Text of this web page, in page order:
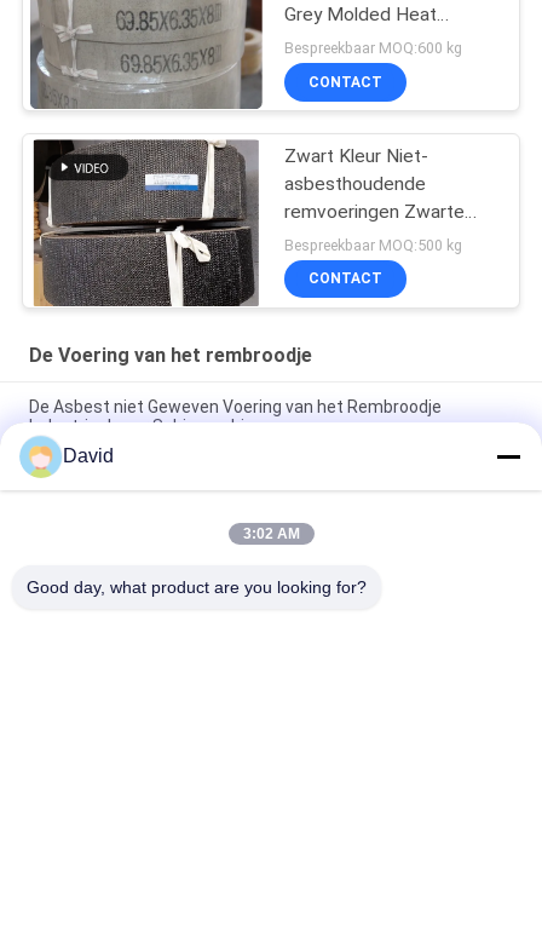
Grey Molded Heat
Resisting
Bespreekbaar MOQ:600 kg
CONTACT
Zwart Kleur Niet-
asbesthoudende
remvoeringen Zwarte
geweven remvoeringen
Donkere rem
Bespreekbaar MOQ:500 kg
CONTACT
De Voering van het rembroodje
De Asbest niet Geweven Voering van het Rembroodje
Industrieel voor Schipmachines
Auto-tractoronderdelen Bremrolvoeringen met koperen
messing voor remtrommelremschoen
De Band die van de de Vezelrem van de glasviscose Materiële
David
3:02 AM
Good day, what product are you looking for?